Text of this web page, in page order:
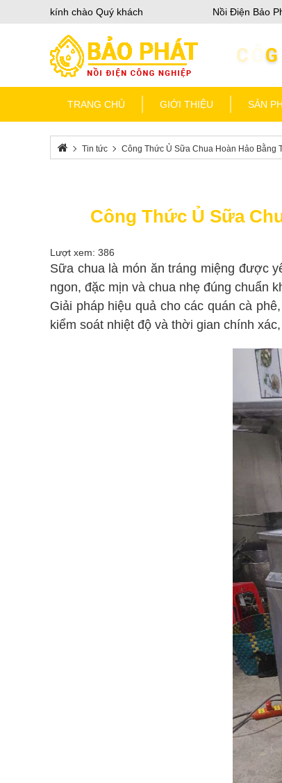
Phát kính chào Quý khách Nồi Điện Bảo
TRANG CHỦ GIỚI THIỆU SẢN
Tin tức Công Thức Ủ Sữa Chua Hoàn Hảo
Công Thức Ủ Sữa
Lượt xem: 386
Sữa chua là món ăn tráng miệng được
ngon, đặc mịn và chua nhẹ đúng chuẩn
Giải pháp hiệu quả cho các quán cà
kiểm soát nhiệt độ và thời gian chính